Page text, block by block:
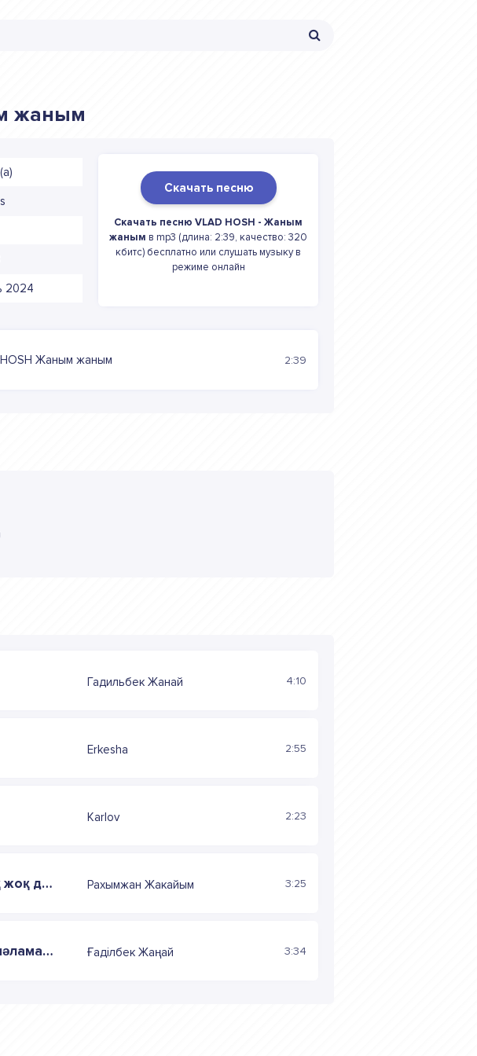
жаным
2024
Скачать песню
Скачать песню VLAD HOSH - Жаным
жаным в mp3 (длина: 2:39, качество: 320
кбитс) бесплатно или слушать музыку в
режиме онлайн
Жаным жаным 2:39
Гадильбек Жанай 4:10
Erkesha 2:55
Karlov 2:23
Махаббат жоқ жоқ жоқ деме жаным Рахымжан Жакайым 3:25
Жылама жаным кінәламағын Ғаділбек Жаңай 3:34